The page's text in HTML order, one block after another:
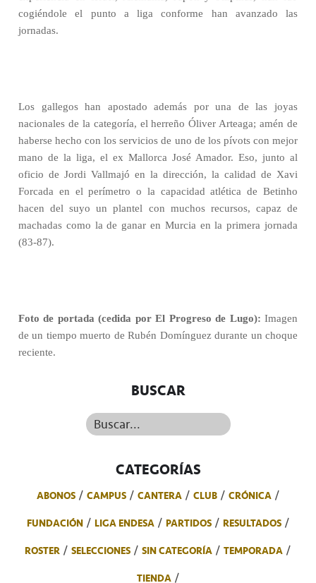
cogiéndole el punto a liga conforme han avanzado las
jornadas.
Los gallegos han apostado además por una de las joyas
nacionales de la categoría, el herreño Óliver Arteaga; amén de
haberse hecho con los servicios de uno de los pívots con mejor
mano de la liga, el ex Mallorca José Amador. Eso, junto al
oficio de Jordi Vallmajó en la dirección, la calidad de Xavi
Forcada en el perímetro o la capacidad atlética de Betinho
hacen del suyo un plantel con muchos recursos, capaz de
machadas como la de ganar en Murcia en la primera jornada
(83-87).
Foto de portada (cedida por El Progreso de Lugo): Imagen
de un tiempo muerto de Rubén Domínguez durante un choque
reciente.
BUSCAR
Buscar...
CATEGORÍAS
ABONOS CAMPUS CANTERA CLUB
CRÓNICA
FUNDACIÓN
LIGA ENDESA PARTIDOS
RESULTADOS
ROSTER
SELECCIONES SIN CATEGORÍA
TEMPORADA
TIENDA